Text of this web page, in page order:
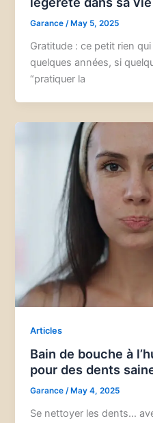
Garance/ May 5, 2025
Gratitude : ce petit rien
quelques années, si
“pratiquer la
Articles
Bain de bouche à
pour des dents
Garance/ May 4, 2025
Se nettoyer les dents…